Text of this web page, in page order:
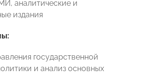
аналитические и
издания
государственной
и анализ основных